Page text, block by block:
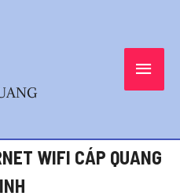
WIFI CÁP QUANG